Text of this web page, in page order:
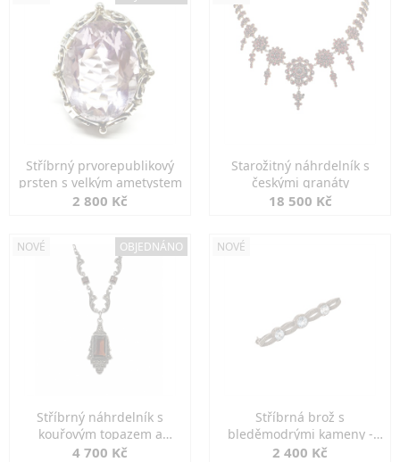
Stříbrný prvorepublikový
prsten s velkým ametystem
2 800 Kč
Starožitný náhrdelník s
českými granáty
18 500 Kč
NOVÉ OBJEDNÁNO
Stříbrný náhrdelník s
kouřovým topazem a
markazity
4 700 Kč
NOVÉ
Stříbrná brož s
bleděmodrými kameny -
jemná elegance
2 400 Kč